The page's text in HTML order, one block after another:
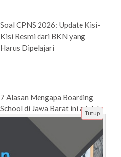
Soal CPNS 2026: Update Kisi-
Kisi Resmi dari BKN yang
Harus Dipelajari
7 Alasan Mengapa Boarding
School di Jawa Barat ini adalah
Pilihan Tepat untuk Masa
Depan Anak Anda!
Tutup